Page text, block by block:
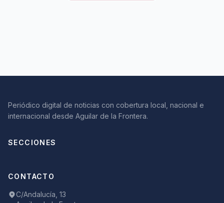
Periódico digital de noticias con cobertura local, nacional e
internacional desde Aguilar de la Frontera.
SECCIONES
CONTACTO
C/Andalucía, 13